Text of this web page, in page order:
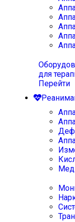
для
Перейти